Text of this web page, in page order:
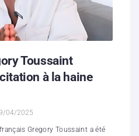
Toussaint
à la haine
04/2025
Gregory Toussaint a été